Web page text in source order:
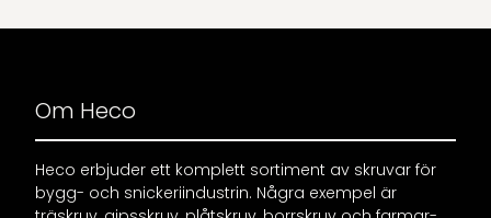
Om Heco
Heco erbjuder ett komplett sortiment av skruvar för
bygg- och snickeriindustrin. Några exempel är